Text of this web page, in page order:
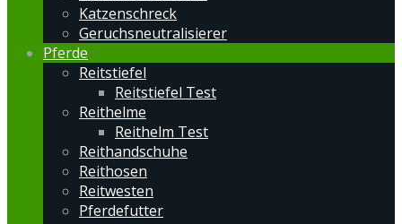
Katzenschreck
Geruchsneutralisierer
Pferde
Reitstiefel
Reitstiefel Test
Reithelme
Reithelm Test
Reithandschuhe
Reithosen
Reitwesten
Pferdefutter